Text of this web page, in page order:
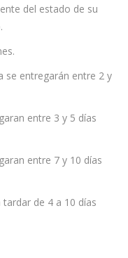
del estado de su
se entregarán entre 2 y
entre 3 y 5 días
entre 7 y 10 días
de 4 a 10 días